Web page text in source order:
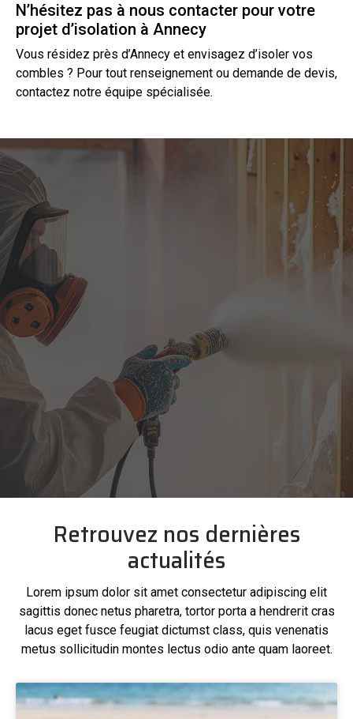
N’hésitez pas à nous contacter pour votre
projet d’isolation à Annecy
Vous résidez près d’Annecy et envisagez d’isoler vos
combles ? Pour tout renseignement ou demande de devis,
contactez notre équipe spécialisée.
Retrouvez nos dernières
actualités
Lorem ipsum dolor sit amet consectetur adipiscing elit
sagittis donec netus pharetra, tortor porta a hendrerit cras
lacus eget fusce feugiat dictumst class, quis venenatis
metus sollicitudin montes lectus odio ante quam laoreet.